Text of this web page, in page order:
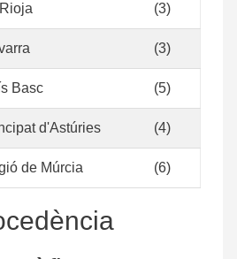
(3)
(3)
Basc (5)
d'Astúries (4)
de Múrcia (6)